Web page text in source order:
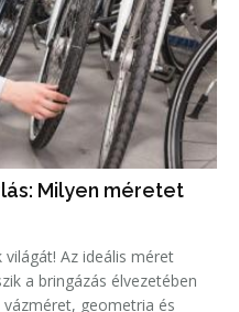
Milyen méretet
Az ideális méret
a bringázás élvezetében
geometria és